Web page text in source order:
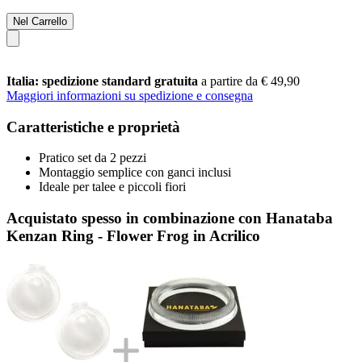
Nel Carrello
Italia: spedizione standard gratuita a partire da € 49,90
Maggiori informazioni su spedizione e consegna
Caratteristiche e proprietà
Pratico set da 2 pezzi
Montaggio semplice con ganci inclusi
Ideale per talee e piccoli fiori
Acquistato spesso in combinazione con Hanataba
Kenzan Ring - Flower Frog in Acrilico